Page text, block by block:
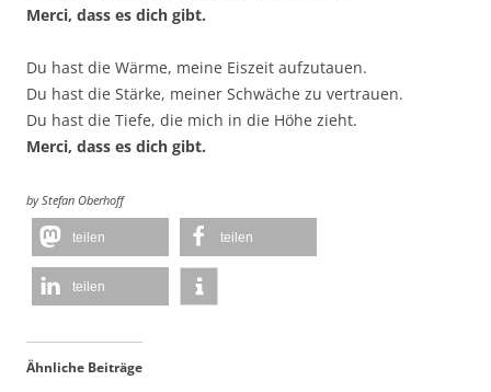
Merci, dass es dich gibt.
Du hast die Wärme, meine Eiszeit aufzutauen.
Du hast die Stärke, meiner Schwäche zu vertrauen.
Du hast die Tiefe, die mich in die Höhe zieht.
Merci, dass es dich gibt.
by Stefan Oberhoff
teilen teilen
teilen
Ähnliche Beiträge